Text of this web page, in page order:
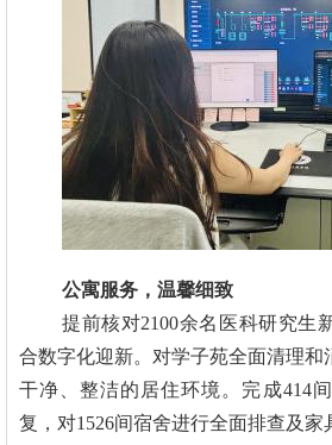
公寓服务，温馨细致
提前核对2100余名医科研究生
合数字化迎新。对学子苑全面清理和
干净、整洁的居住环境。完成414
复，对1526间宿舍进行全面排查及